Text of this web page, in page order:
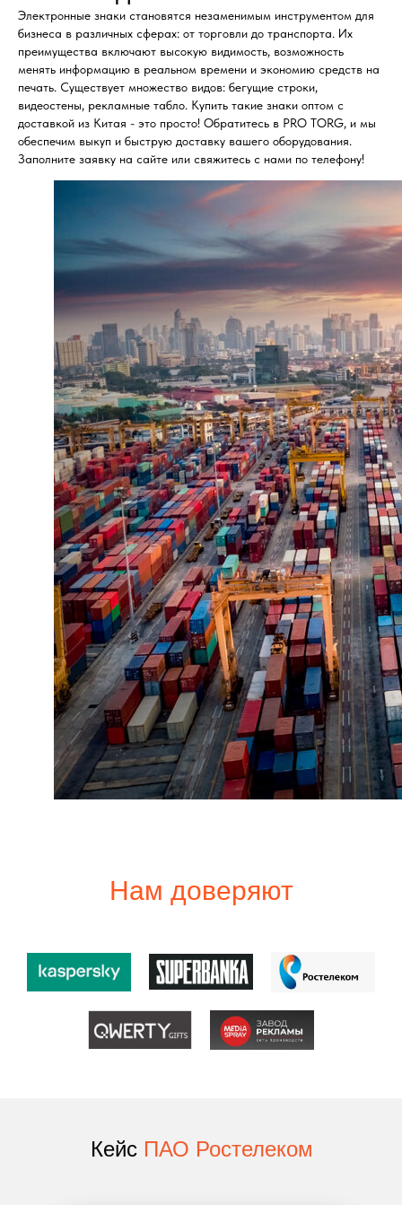
Электронные знаки становятся незаменимым инструментом для
бизнеса в различных сферах: от торговли до транспорта. Их
преимущества включают высокую видимость, возможность
менять информацию в реальном времени и экономию средств на
печать. Существует множество видов: бегущие строки,
видеостены, рекламные табло. Купить такие знаки оптом с
доставкой из Китая - это просто! Обратитесь в PRO TORG, и мы
обеспечим выкуп и быструю доставку вашего оборудования.
Заполните заявку на сайте или свяжитесь с нами по телефону!
Нам доверяют
Кейс ПАО Ростелеком